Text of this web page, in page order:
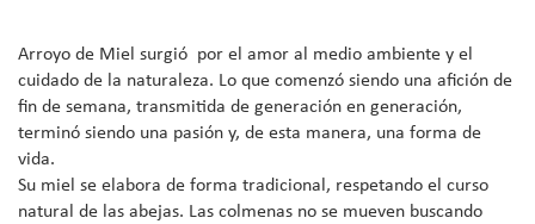
Arroyo de Miel surgió por el amor al medio ambiente y el
cuidado de la naturaleza. Lo que comenzó siendo una afición de
fin de semana, transmitida de generación en generación,
terminó siendo una pasión y, de esta manera, una forma de
vida.
Su miel se elabora de forma tradicional, respetando el curso
natural de las abejas. Las colmenas no se mueven buscando